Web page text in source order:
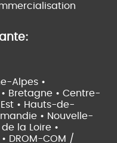
Alpes •
Bretagne • Centre-
• Hauts-de-
• Nouvelle-
de la Loire •
DROM-COM /